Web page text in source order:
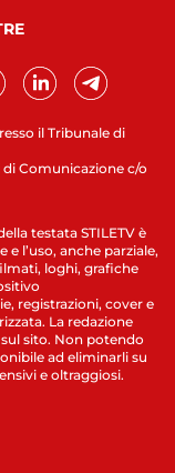
il Tribunale di
Comunicazione c/o
testata STILETV è
l’uso, anche parziale,
loghi, grafiche
registrazioni, cover e
La redazione
sito. Non potendo
ad eliminarli su
e oltraggiosi.